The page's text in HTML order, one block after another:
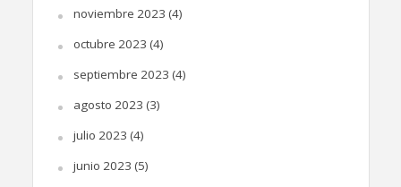
noviembre 2023 (4)
octubre 2023 (4)
septiembre 2023 (4)
agosto 2023 (3)
julio 2023 (4)
junio 2023 (5)